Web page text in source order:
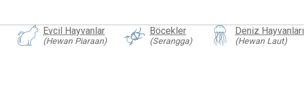
Evcil Hayvanlar
(Hewan Piaraan)
Böcekler
(Serangga)
Deniz Hayvanları
(Hewan Laut)